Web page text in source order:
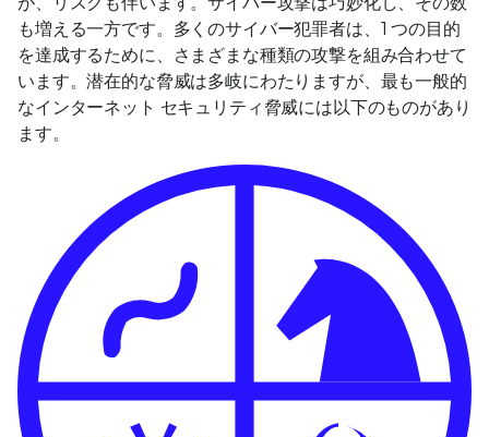
も増える一方です。多くのサイバー犯罪者は、1 つの目的
を達成するために、さまざまな種類の攻撃を組み合わせて
います。潜在的な脅威は多岐にわたりますが、最も一般的
なインターネット セキュリティ脅威には以下のものがあり
ます。